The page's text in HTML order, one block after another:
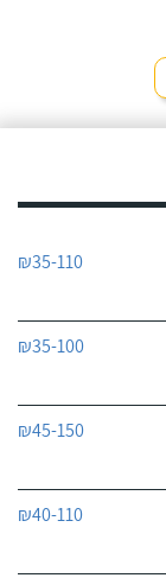
₪35-110
₪35-100
₪45-150
₪40-110